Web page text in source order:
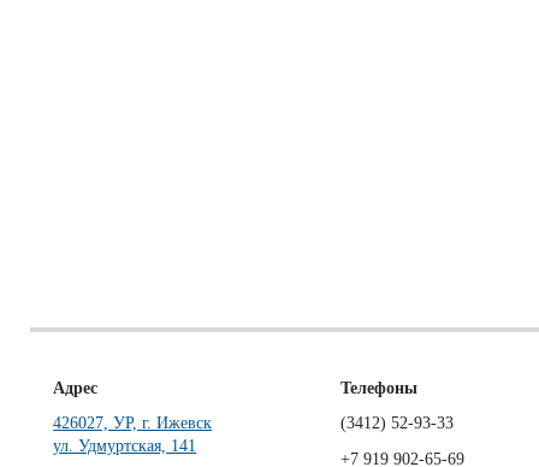
Адрес
426027, УР, г. Ижевск
ул. Удмуртская, 141
Телефоны
(3412) 52-93-33
+7 919 902-65-69